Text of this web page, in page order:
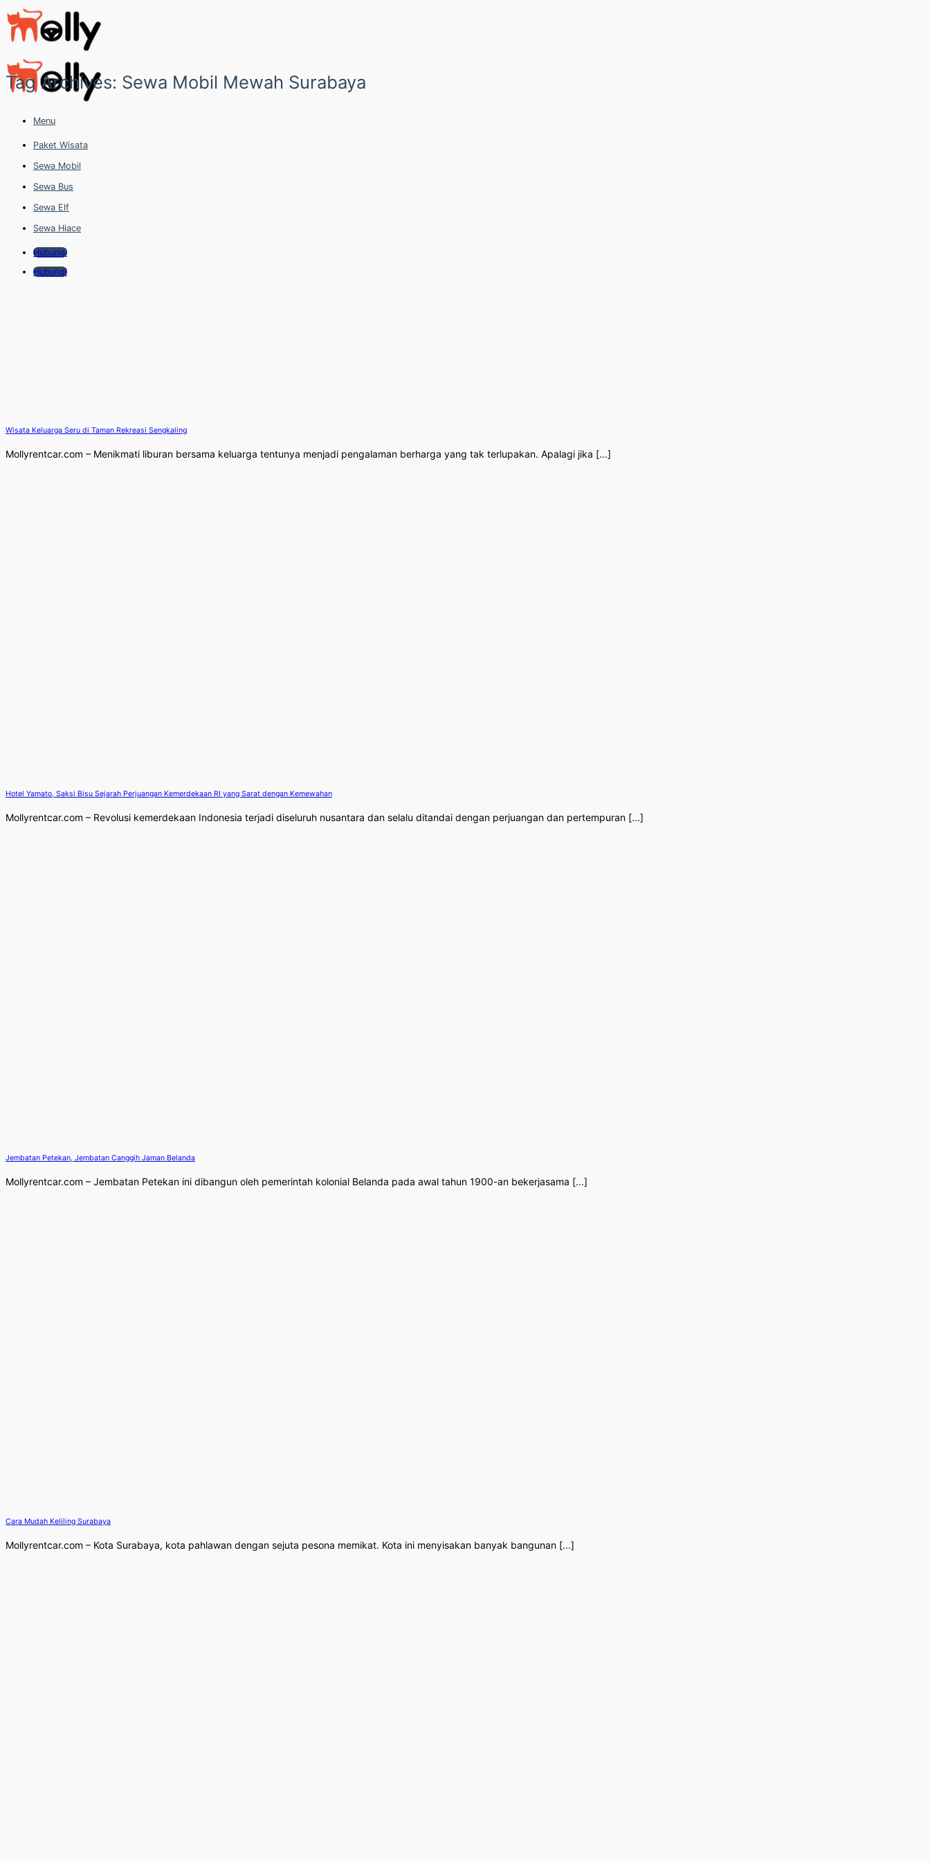
Skip
to
content
Menu
Paket Wisata
Sewa Mobil
Sewa Bus
Sewa Elf
Sewa Hiace
Hubungi
Hubungi
Tag Archives: Sewa Mobil Mewah Surabaya
Wisata Keluarga Seru di Taman Rekreasi Sengkaling
Mollyrentcar.com – Menikmati liburan bersama keluarga tentunya menjadi pengalaman berharga yang tak terlupakan. Apalagi jika [...]
Hotel Yamato, Saksi Bisu Sejarah Perjuangan Kemerdekaan RI yang Sarat dengan Kemewahan
Mollyrentcar.com – Revolusi kemerdekaan Indonesia terjadi diseluruh nusantara dan selalu ditandai dengan perjuangan dan pertempuran [...]
Jembatan Petekan, Jembatan Canggih Jaman Belanda
Mollyrentcar.com – Jembatan Petekan ini dibangun oleh pemerintah kolonial Belanda pada awal tahun 1900-an bekerjasama [...]
Cara Mudah Keliling Surabaya
Mollyrentcar.com – Kota Surabaya, kota pahlawan dengan sejuta pesona memikat. Kota ini menyisakan banyak bangunan [...]